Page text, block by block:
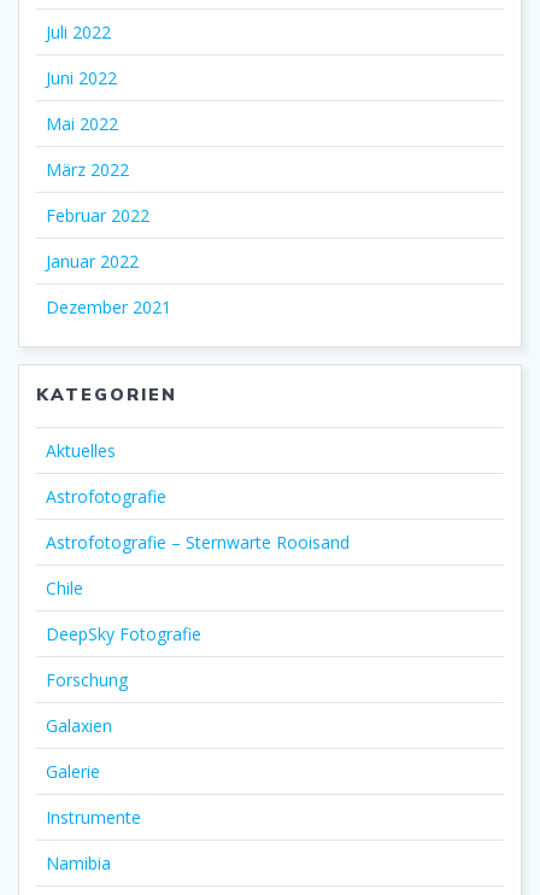
Juli 2022
Juni 2022
Mai 2022
März 2022
Februar 2022
Januar 2022
Dezember 2021
KATEGORIEN
Aktuelles
Astrofotografie
Astrofotografie – Sternwarte Rooisand
Chile
DeepSky Fotografie
Forschung
Galaxien
Galerie
Instrumente
Namibia